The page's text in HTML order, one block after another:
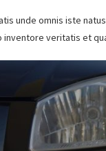
unde omnis iste
inventore veritatis et